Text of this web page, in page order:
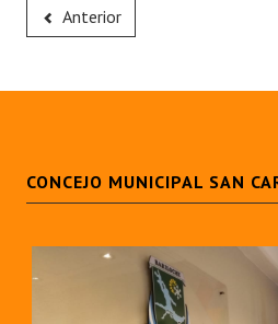
Anterior
CONCEJO MUNICIPAL SAN